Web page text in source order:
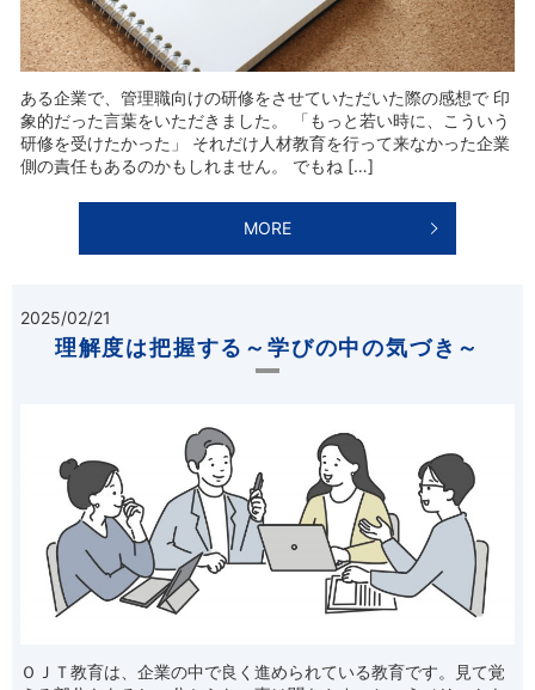
ある企業で、管理職向けの研修をさせていただいた際の感想で 印
象的だった言葉をいただきました。 「もっと若い時に、こういう
研修を受けたかった」 それだけ人材教育を行って来なかった企業
側の責任もあるのかもしれません。 でもね […]
MORE
2025/02/21
理解度は把握する～学びの中の気づき～
ＯＪＴ教育は、企業の中で良く進められている教育です。見て覚